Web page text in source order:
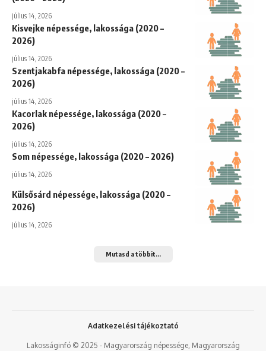
július 14, 2026
Kisvejke népessége, lakossága (2020 –
2026)
július 14, 2026
Szentjakabfa népessége, lakossága (2020 –
2026)
július 14, 2026
Kacorlak népessége, lakossága (2020 –
2026)
július 14, 2026
Som népessége, lakossága (2020 – 2026)
július 14, 2026
Külsősárd népessége, lakossága (2020 –
2026)
július 14, 2026
Mutasd a többit...
Lakosságinfó © 2025 - Magyarország népessége, Magyarország
Adatkezelési tájékoztató